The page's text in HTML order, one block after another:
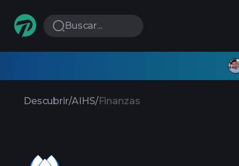
Buscar...
Descubrir/AIHS/Finanzas